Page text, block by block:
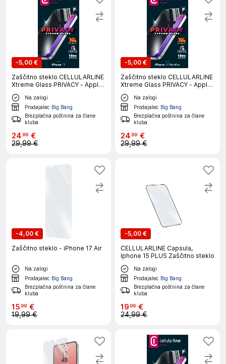
-5,00 €
Zaščitno steklo CELLULARLINE
Xtreme Glass PRIVACY - Apple
iPhone 17
Na zalogi
Prodajalec Big Bang
Brezplačna poštnina za člane
kluba
2499 €
29,99 €
-5,00 €
Zaščitno steklo CELLULARLINE
Xtreme Glass PRIVACY - Apple
iPhone 17 PRO MAX
Na zalogi
Prodajalec Big Bang
Brezplačna poštnina za člane
kluba
2499 €
29,99 €
-4,00 €
Zaščitno steklo - iPhone 17 Air
Na zalogi
Prodajalec Big Bang
Brezplačna poštnina za člane
kluba
1599 €
19,99 €
-5,00 €
CELLULARLINE Capsula,
Iphone 15 PLUS Zaščitno steklo
Na zalogi
Prodajalec Big Bang
Brezplačna poštnina za člane
kluba
1999 €
24,99 €